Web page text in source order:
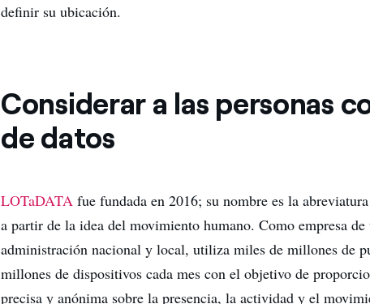
definir su ubicación.
Considerar a las personas
de datos
LOTaDATA fue fundada en 2016; su nombre es la
a partir de la idea del movimiento humano. Como empresa
administración nacional y local, utiliza miles de millones de
millones de dispositivos cada mes con el objetivo de
precisa y anónima sobre la presencia, la actividad y el